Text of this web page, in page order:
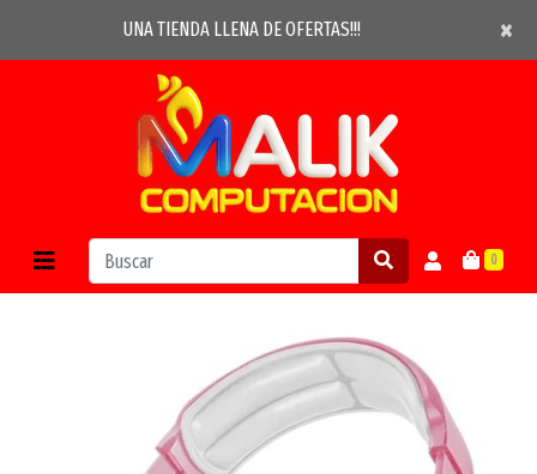
UNA TIENDA LLENA DE OFERTAS!!! ×
×
0